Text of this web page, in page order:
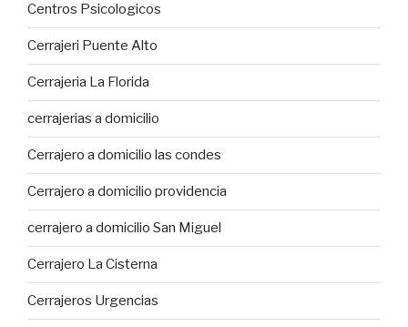
Centros Psicologicos
Cerrajeri Puente Alto
Cerrajeria La Florida
cerrajerias a domicilio
Cerrajero a domicilio las condes
Cerrajero a domicilio providencia
cerrajero a domicilio San Miguel
Cerrajero La Cisterna
Cerrajeros Urgencias